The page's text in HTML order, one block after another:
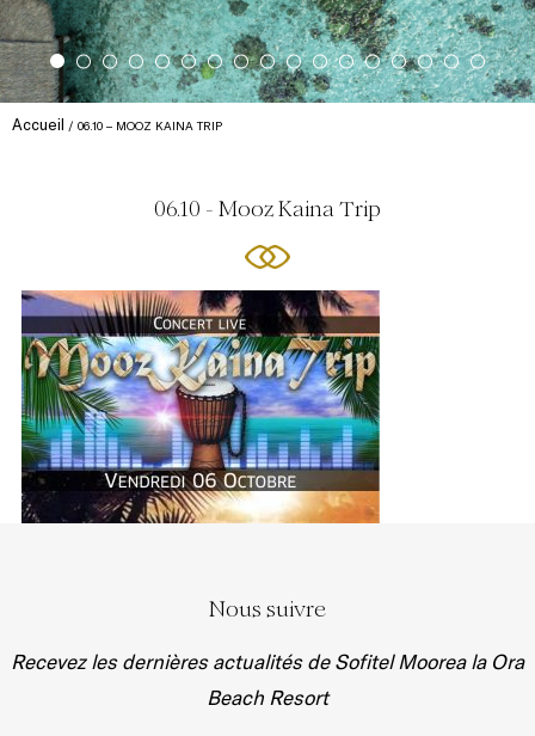
Accueil 06.10 – MOOZ KAINA TRIP
06.10 - Mooz Kaina Trip
Nous suivre
Recevez les dernières actualités de Sofitel Moorea la Ora
Beach Resort